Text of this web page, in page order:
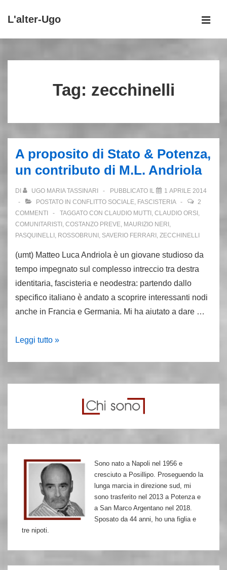
Vai
principale
L'alter-Ugo
principale
Tag: zecchinelli
A proposito di Stato & Potenza,
un contributo di M.L. Andriola
DI UGO MARIA TASSINARI PUBBLICATO IL
1 APRILE 2014
POSTATO IN CONFLITTO SOCIALE, FASCISTERIA
2
COMMENTI
TAGGATO CON CLAUDIO MUTTI , CLAUDIO ORSI ,
COMUNITARISTI , COSTANZO PREVE, MAURIZIO NERI ,
PASQUINELLI , ROSSOBRUNI , SAVERIO FERRARI , ZECCHINELLI
(umt) Matteo Luca Andriola è un giovane studioso da
tempo impegnato sul complesso intreccio tra destra
identitaria, fascisteria e neodestra: partendo dallo
specifico italiano è andato a scoprire interessanti nodi
anche in Francia e Germania. Mi ha aiutato a dare …
A
Stato
Andriola
Leggi tutto »
Sono nato a Napoli nel 1956 e
cresciuto a Posillipo. Proseguendo la
lunga marcia in direzione sud, mi
sono trasferito nel 2013 a Potenza e
a San Marco Argentano nel 2018.
Sposato da 44 anni, ho una figlia e
tre nipoti.